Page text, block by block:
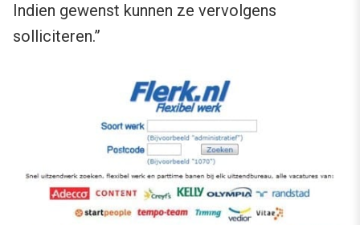
Indien gewenst kunnen ze vervolgens
solliciteren.”